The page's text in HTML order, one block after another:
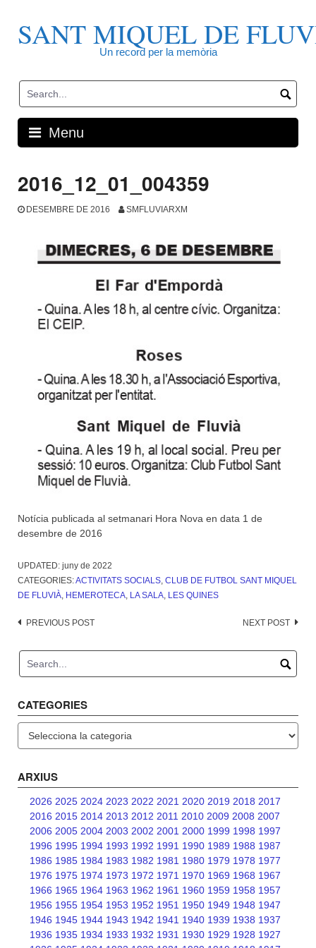
contentSANT MIQUEL DE
Un record per la memòria
Menu
2016_12_01_004359
DESEMBRE DE 2016 SMFLUVIARXM
Notícia publicada al setmanari Hora Nova en data 1 de
desembre de 2016
UPDATED: juny de 2022
CATEGORIES:ACTIVITATS SOCIALS, CLUB DE FUTBOL SANT MIQUEL
DE FLUVIÀ, HEMEROTECA, LA SALA, LES QUINES
Post
PREVIOUS POST NEXT POST
CATEGORIES
ARXIUS
2026 2025 2024 2023 2022 2021 2020 2019 2018 2017
2016 2015 2014 2013 2012 2011 2010 2009 2008 2007
2006 2005 2004 2003 2002 2001 2000 1999 1998 1997
1996 1995 1994 1993 1992 1991 1990 1989 1988 1987
1986 1985 1984 1983 1982 1981 1980 1979 1978 1977
1976 1975 1974 1973 1972 1971 1970 1969 1968 1967
1966 1965 1964 1963 1962 1961 1960 1959 1958 1957
1956 1955 1954 1953 1952 1951 1950 1949 1948 1947
1946 1945 1944 1943 1942 1941 1940 1939 1938 1937
1936 1935 1934 1933 1932 1931 1930 1929 1928 1927